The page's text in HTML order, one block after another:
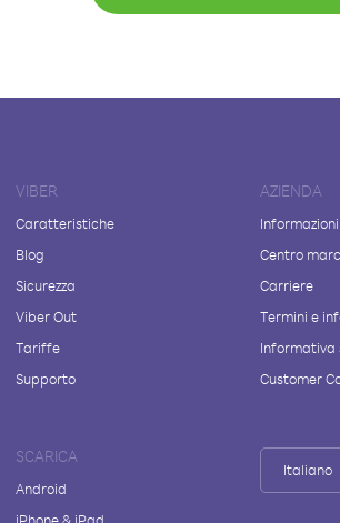
VIBER
Caratteristiche
Blog
Sicurezza
Viber Out
Tariffe
Supporto
AZIENDA
Centro
Carriere
Termini e
Informativa
Customer
SCARICA
Android
Italiano